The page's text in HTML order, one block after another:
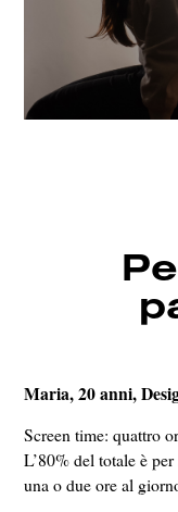
Maria, 20 anni,
Screen time: quattro
L’80% del totale è
una o due ore al